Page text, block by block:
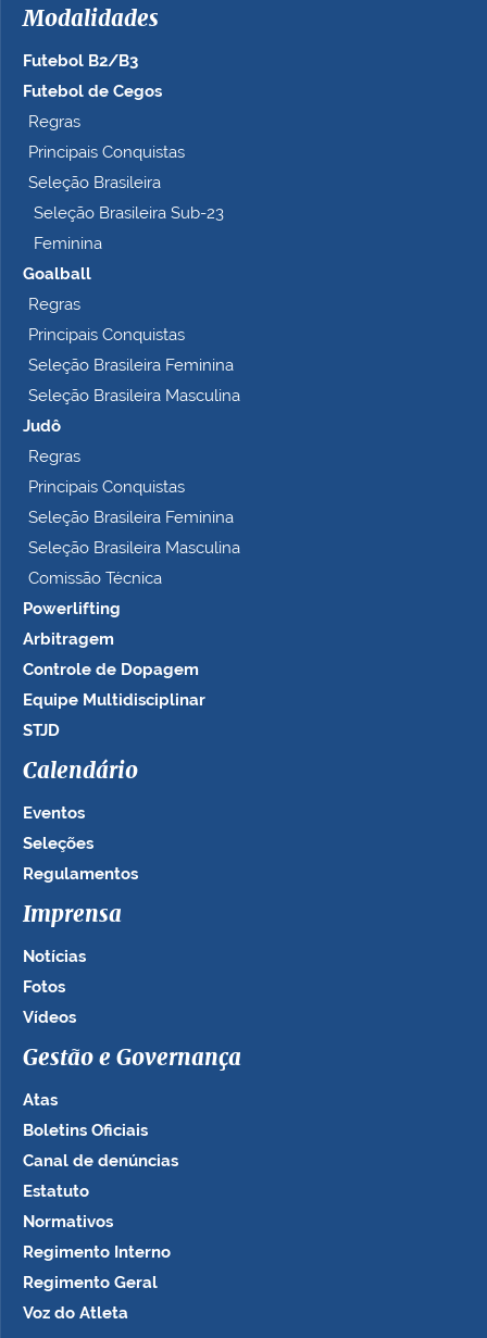
Modalidades
Futebol B2/B3
Futebol de Cegos
Regras
Principais Conquistas
Seleção Brasileira
Seleção Brasileira Sub-23
Feminina
Goalball
Regras
Principais Conquistas
Seleção Brasileira Feminina
Seleção Brasileira Masculina
Judô
Regras
Principais Conquistas
Seleção Brasileira Feminina
Seleção Brasileira Masculina
Comissão Técnica
Powerlifting
Arbitragem
Controle de Dopagem
Equipe Multidisciplinar
STJD
Calendário
Eventos
Seleções
Regulamentos
Imprensa
Notícias
Fotos
Vídeos
Gestão e Governança
Atas
Boletins Oficiais
Canal de denúncias
Estatuto
Normativos
Regimento Interno
Regimento Geral
Voz do Atleta